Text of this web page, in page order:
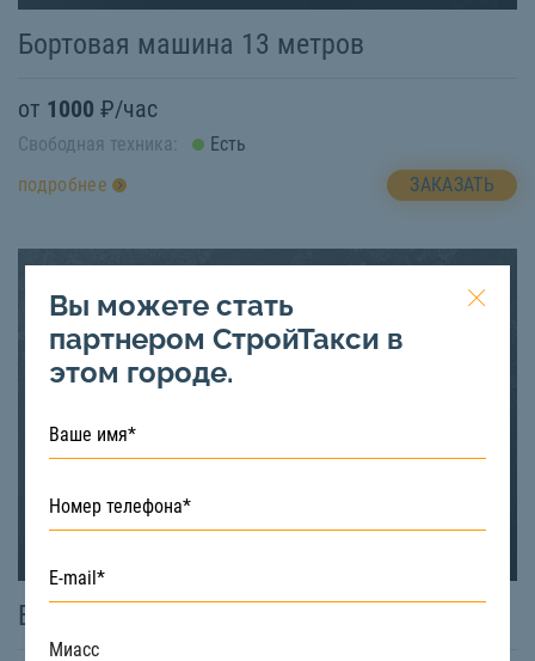
Бортовая машина 13 метров
от 1000 ₽/час
Свободная техника:
Есть
подробнее
ЗАКАЗАТЬ
Бортовая машина 6 метров
Вы можете стать
партнером СтройТакси в
этом городе.